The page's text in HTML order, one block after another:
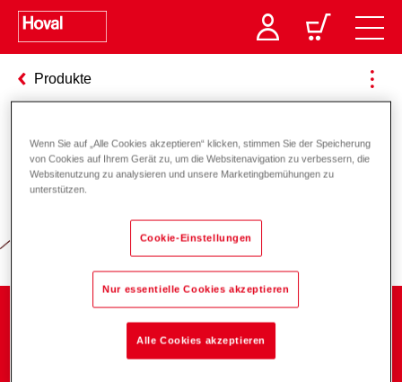
Produkte
Verantwortung für Energie und
Wenn Sie auf „Alle Cookies akzeptieren“ klicken, stimmen Sie der Speicherung
von Cookies auf Ihrem Gerät zu, um die Websitenavigation zu verbessern, die
Websitenutzung zu analysieren und unsere Marketingbemühungen zu
unterstützen.
Cookie-Einstellungen
Nur essentielle Cookies akzeptieren
Alle Cookies akzeptieren